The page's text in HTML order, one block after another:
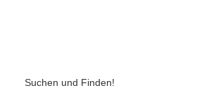
Suchen und Finden!